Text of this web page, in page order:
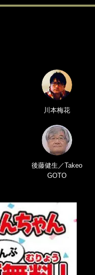
川本梅花
後藤健生／Takeo
GOTO